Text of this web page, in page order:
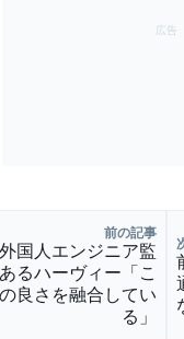
前の記事
国人エンジニア監
るハーヴィー「こ
良さを融合してい
る」